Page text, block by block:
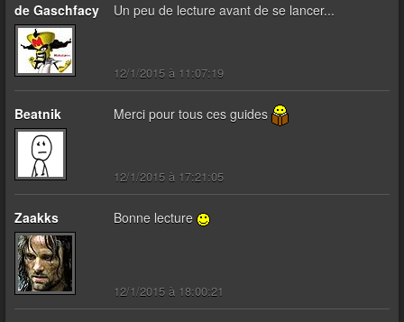
de Gaschfacy Un peu de lecture avant de se lancer...
12/1/2015 à 11:07:19
Beatnik Merci pour tous ces guides
12/1/2015 à 17:21:05
Zaakks Bonne lecture
12/1/2015 à 18:00:21